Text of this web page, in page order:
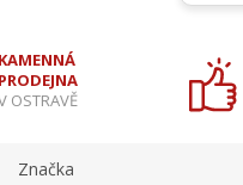
KAMENNÁ
PRODEJNA
OSTRAVĚ
Značka